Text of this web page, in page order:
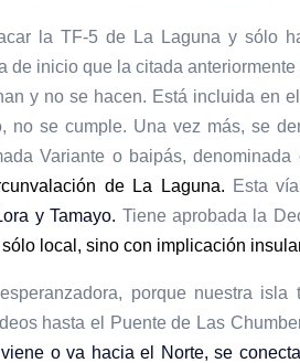
la TF-5 de La Laguna y sólo
inicio que la citada
y no se hacen. Está incluida en
se cumple. Una vez más, se
Variante o baipás, denominada
de La Laguna. Esta vía
y Tamayo. Tiene aprobada la
local, sino con implicación
porque nuestra
hasta el Puente de Las
o va hacia el Norte, se